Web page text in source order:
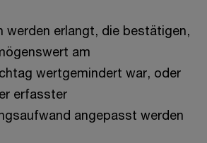
werden erlangt, die bestätigen,
am
wertgemindert war, oder
erfasster
angepasst werden